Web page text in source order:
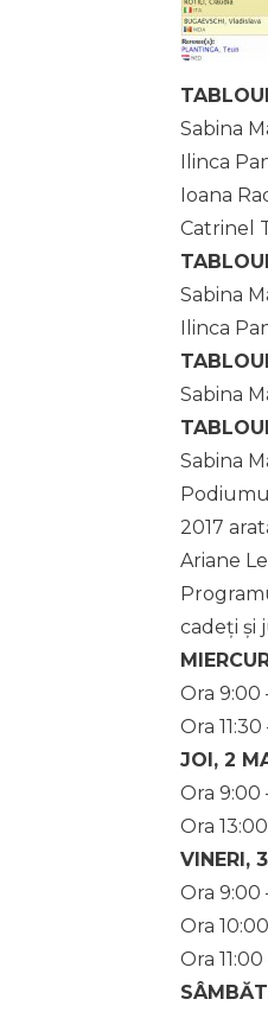
Sabina
Ilinca
Ioana
Catrinel
Sabina
Ilinca
Sabina
Sabina
2017
Ariane
cadeți și
Ora 9:00
Ora
JOI, 2
Ora 9:00
Ora
VINERI,
Ora 9:00
Ora
Ora